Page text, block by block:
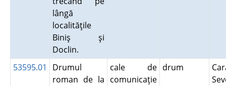
lângă
localităţile
Biniş şi
Doclin.
53595.01
Drumul
roman de la
cale de
comunicaţie
drum